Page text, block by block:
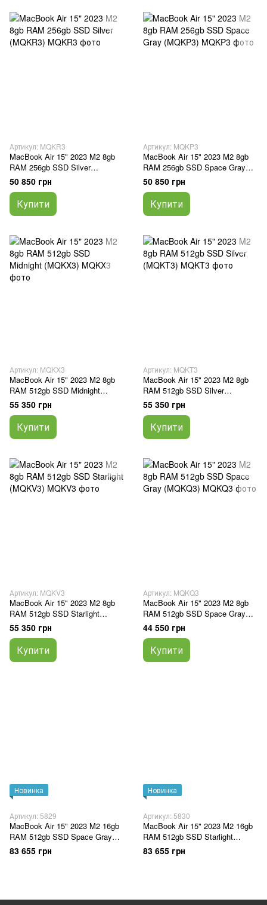
Артикул: MQKR3
MacBook Air 15" 2023 M2 8gb
RAM 256gb SSD Silver
(MQKR3)
50 850 грн
Купити
Артикул: MQKP3
MacBook Air 15" 2023 M2 8gb
RAM 256gb SSD Space Gray
(MQKP3)
50 850 грн
Купити
Артикул: MQKX3
MacBook Air 15" 2023 M2 8gb
RAM 512gb SSD Midnight
(MQKX3)
55 350 грн
Купити
Артикул: MQKT3
MacBook Air 15" 2023 M2 8gb
RAM 512gb SSD Silver
(MQKT3)
55 350 грн
Купити
Артикул: MQKV3
MacBook Air 15" 2023 M2 8gb
RAM 512gb SSD Starlight
(MQKV3)
55 350 грн
Купити
Артикул: MQKQ3
MacBook Air 15" 2023 M2 8gb
RAM 512gb SSD Space Gray
(MQKQ3)
44 550 грн
Купити
Новинка
Артикул: 5829
MacBook Air 15" 2023 M2 16gb
RAM 512gb SSD Space Gray
(Z18N)
83 655 грн
Новинка
Артикул: 5830
MacBook Air 15" 2023 M2 16gb
RAM 512gb SSD Starlight
(Z18S)
83 655 грн